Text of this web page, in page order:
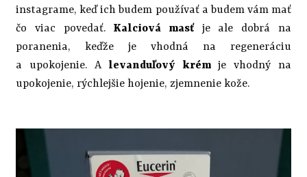
instagrame, keď ich budem používať a budem vám mať
čo viac povedať. Kalciová masť je ale dobrá na
poranenia, keďže je vhodná na regeneráciu
a upokojenie. A levanduľový krémje vhodný na
upokojenie, rýchlejšie hojenie, zjemnenie kože.